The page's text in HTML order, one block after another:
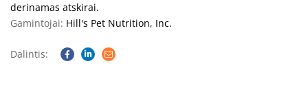
derinamas atskirai.
Gamintojai: Hill's Pet Nutrition, Inc.
Dalintis:
Facebook
Linkedin
Email